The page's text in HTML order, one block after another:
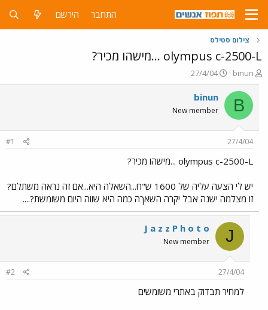
התחבר הירשם
צילום סטילס
olympus c-2500-L ...מישהו מכיר?
פ
ו
ת
ח
ה
ש
א
binun
פ
ו
ר
ם
ר
27/4/04
B
binun
New member
27/4/04
#1
olympus c-2500-L ...מישהו מכיר?
יש לי הצעה עליה של 1600 ש"ח...השאלה היא...אם זה נראה משתלם?
זו מצלמה ישנה אבל יקרה השאךה כמה היא שווה היום משומשת?....
J
J a z z P h o t o
New member
27/4/04
#2
למחיר תבדוק באתרי משומשים